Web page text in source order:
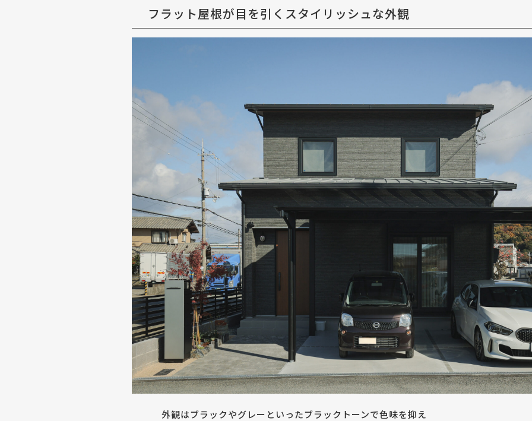
フラット屋根が目を引くスタイリッシュな外観
外観はブラックやグレーといったブラックトーンで色味を抑え